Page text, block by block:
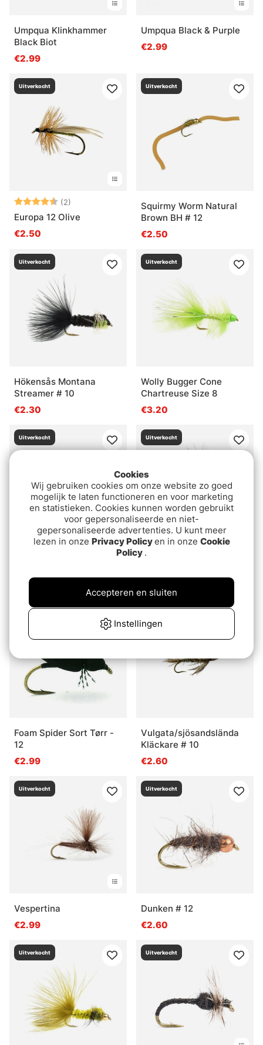
Umpqua Klinkhammer
Black Biot
€2.99
Umpqua Black & Purple
€2.99
Uitverkocht
Beoordeling:
(2)
Europa 12 Olive
€2.50
Uitverkocht
Squirmy Worm Natural
Brown BH # 12
€2.50
Uitverkocht
Hökensås Montana
Streamer # 10
€2.30
Uitverkocht
Wolly Bugger Cone
Chartreuse Size 8
€3.20
Uitverkocht
Wolly Bugger Cone olive
€3.20
Uitverkocht
Marabou Streamer Black
Uitverkocht
Foam Spider Sort Tørr -
12
€2.99
Vulgata/sjösandslända
Kläckare # 10
€2.60
Uitverkocht
Vespertina
€2.99
Uitverkocht
Dunken # 12
€2.60
Uitverkocht Uitverkocht
Cookies
Wij gebruiken cookies om onze website zo goed
mogelijk te laten functioneren en voor marketing
en statistieken. Cookies kunnen worden gebruikt
voor gepersonaliseerde en niet-
gepersonaliseerde advertenties. U kunt meer
lezen in onze Privacy Policyen in onze Cookie
Policy .
Instellingen
Accepteren en sluiten